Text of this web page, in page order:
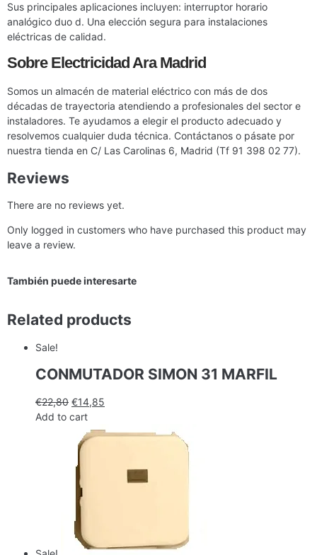
Sus principales aplicaciones incluyen: interruptor horario
analógico duo d. Una elección segura para instalaciones
eléctricas de calidad.
Sobre Electricidad Ara Madrid
Somos un almacén de material eléctrico con más de dos
décadas de trayectoria atendiendo a profesionales del sector e
instaladores. Te ayudamos a elegir el producto adecuado y
resolvemos cualquier duda técnica. Contáctanos o pásate por
nuestra tienda en C/ Las Carolinas 6, Madrid (Tf 91 398 02 77).
Reviews
There are no reviews yet.
Only logged in customers who have purchased this product may
leave a review.
También puede interesarte
Related products
Sale!
CONMUTADOR SIMON 31 MARFIL
€22,80 €14,85
Add to cart